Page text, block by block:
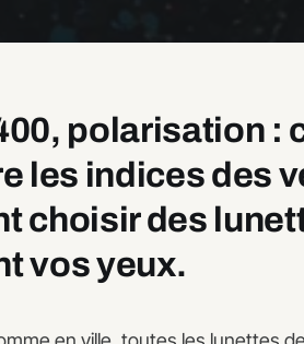
polarisation :
les indices des
choisir des
vos yeux.